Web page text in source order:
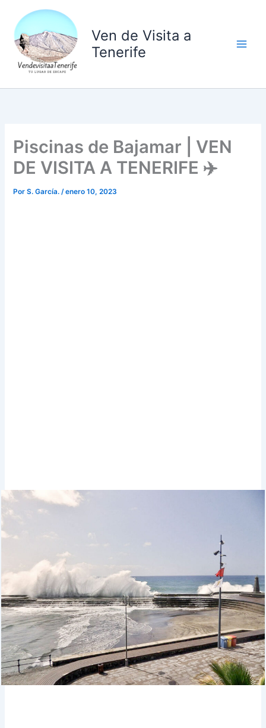
contenido
Ven de Visita a
Tenerife
Piscinas de Bajamar | VEN
DE VISITA A TENERIFE ✈️
PorS. García./enero 10, 2023